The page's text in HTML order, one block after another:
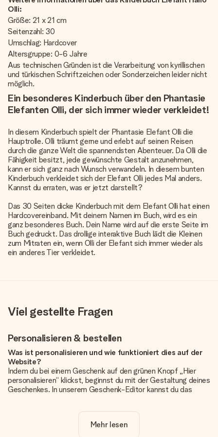
Olli:
Größe: 21 x 21 cm
Seitenzahl: 30
Umschlag: Hardcover
Altersgruppe: 0­-6 Jahre
Aus technischen Gründen ist die Verarbeitung von kyrillischen
und türkischen Schriftzeichen oder Sonderzeichen leider nicht
möglich.
Ein besonderes Kinderbuch über den Phantasie
Elefanten Olli, der sich immer wieder verkleidet!
In diesem Kinderbuch spielt der Phantasie Elefant Olli die
Hauptrolle. Olli träumt gerne und erlebt auf seinen Reisen
durch die ganze Welt die spannendsten Abenteuer. Da Olli die
Fähigkeit besitzt, jede gewünschte Gestalt anzunehmen,
kann er sich ganz nach Wunsch verwandeln. In diesem bunten
Kinderbuch verkleidet sich der Elefant Olli jedes Mal anders.
Kannst du erraten, was er jetzt darstellt?
Das 30 Seiten dicke Kinderbuch mit dem Elefant Olli hat einen
Hardcovereinband. Mit deinem Namen im Buch, wird es ein
ganz besonderes Buch. Dein Name wird auf die erste Seite im
Buch gedruckt. Das drollige interaktive Buch lädt die Kleinen
zum Mitraten ein, wenn Olli der Elefant sich immer wieder als
ein anderes Tier verkleidet.
Viel gestellte Fragen
Personalisieren & bestellen
Was ist personalisieren und wie funktioniert dies auf der
Website?
Indem du bei einem Geschenk auf den grünen Knopf „Hier
personalisieren“ klickst, beginnst du mit der Gestaltung deines
Geschenkes. In unserem Geschenk-Editor kannst du das
noch eines unserer angebotenen Designs, um deinem
Geschenk die perfekte Ausstrahlung zu verleihen.
Mehr lesen